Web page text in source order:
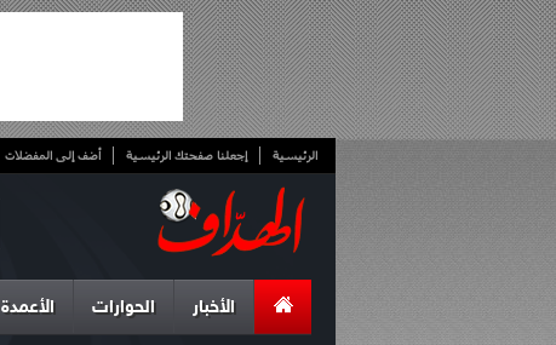
الرئيسية إجعلنا صفحتك الرئيسية أضف إلى المفضلات
الأخبار الحوارات الأعمدة